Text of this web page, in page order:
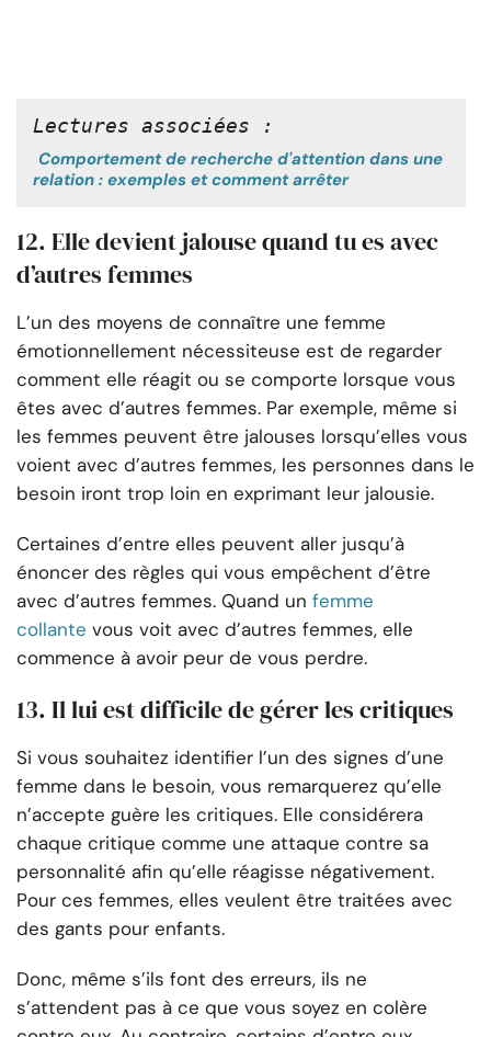
Lectures associées :
Comportement de recherche d'attention dans une
relation : exemples et comment arrêter
12. Elle devient jalouse quand tu es avec
d’autres femmes
L’un des moyens de connaître une femme
émotionnellement nécessiteuse est de regarder
comment elle réagit ou se comporte lorsque vous
êtes avec d’autres femmes. Par exemple, même si
les femmes peuvent être jalouses lorsqu’elles vous
voient avec d’autres femmes, les personnes dans le
besoin iront trop loin en exprimant leur jalousie.
Certaines d’entre elles peuvent aller jusqu’à
énoncer des règles qui vous empêchent d’être
avec d’autres femmes. Quand un femme
collante vous voit avec d’autres femmes, elle
commence à avoir peur de vous perdre.
13. Il lui est difficile de gérer les critiques
Si vous souhaitez identifier l’un des signes d’une
femme dans le besoin, vous remarquerez qu’elle
n’accepte guère les critiques. Elle considérera
chaque critique comme une attaque contre sa
personnalité afin qu’elle réagisse négativement.
Pour ces femmes, elles veulent être traitées avec
des gants pour enfants.
Donc, même s’ils font des erreurs, ils ne
s’attendent pas à ce que vous soyez en colère